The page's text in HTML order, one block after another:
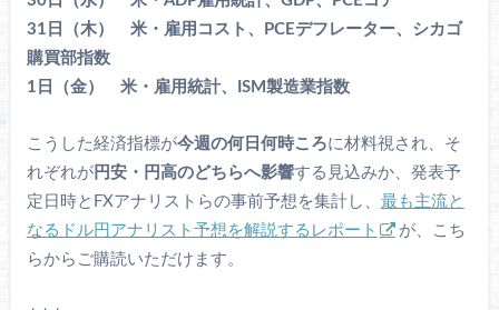
31日（木） 米・雇用コスト、PCEデフレーター、シカゴ
購買部指数
1日（金） 米・雇用統計、ISM製造業指数
こうした経済指標が今週の何日何時ころに材料視され、そ
れぞれが円安・円高のどちらへ影響する見込みか、発表予
定日時とFXアナリストらの事前予想を集計し、 最も主流と
なるドル円アナリスト予想を解説するレポート
が、こち
らからご購読いただけます。